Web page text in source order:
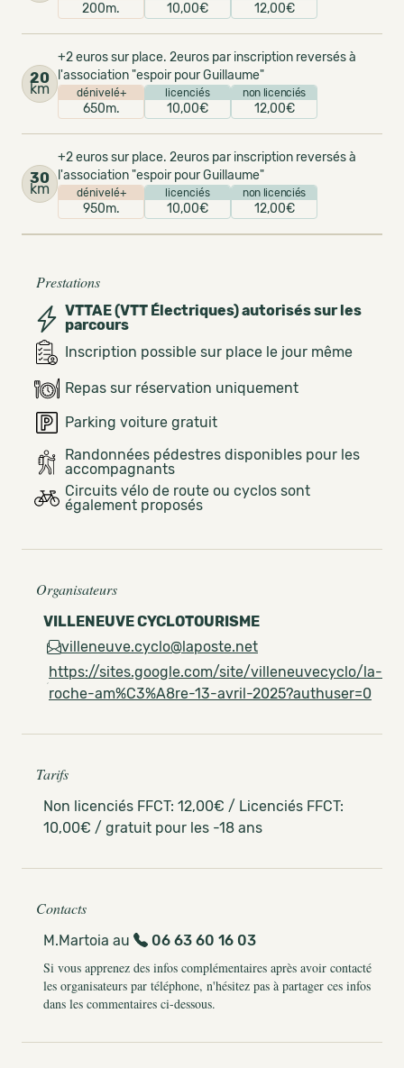
200m. 10,00€ 12,00€
20
km
+2 euros sur place. 2euros par inscription reversés à
l'association "espoir pour Guillaume"
dénivelé+
650m.
licenciés
10,00€
non licenciés
12,00€
30
km
+2 euros sur place. 2euros par inscription reversés à
l'association "espoir pour Guillaume"
dénivelé+
950m.
licenciés
10,00€
non licenciés
12,00€
Prestations
VTTAE (VTT Électriques) autorisés sur les
parcours
Inscription possible sur place le jour même
Repas sur réservation uniquement
Parking voiture gratuit
Randonnées pédestres disponibles pour les
accompagnants
Circuits vélo de route ou cyclos sont
également proposés
Organisateurs
VILLENEUVE CYCLOTOURISME
villeneuve.cyclo@laposte.net
https://sites.google.com/site/villeneuvecyclo/la-
roche-am%C3%A8re-13-avril-2025?authuser=0
Tarifs
Non licenciés FFCT: 12,00€ / Licenciés FFCT:
10,00€ / gratuit pour les -18 ans
Contacts
M.Martoia au
06 63 60 16 03
Si vous apprenez des infos complémentaires après avoir contacté
les organisateurs par téléphone, n'hésitez pas à partager ces infos
dans les commentaires ci-dessous.